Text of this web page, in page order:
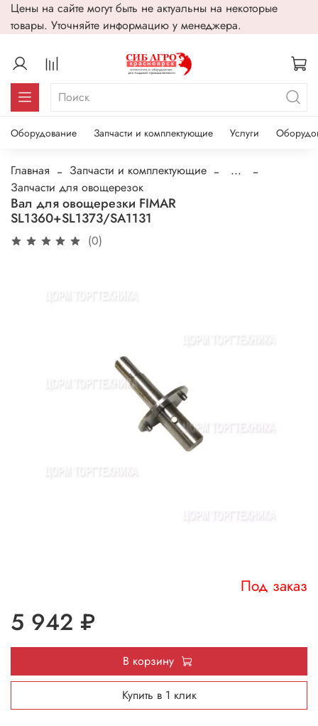
Цены на сайте могут быть не актуальны на некоторые
товары. Уточняйте информацию у менеджера.
Оборудование Запчасти и комплектующие Услуги
Главная Запчасти и комплектующие
...
Запчасти для овощерезок
Вал для овощерезки FIMAR
SL1360+SL1373/SA1131
(0)
Под заказ
5 942 ₽
В корзину
Купить в 1 клик